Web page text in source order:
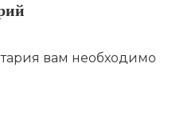
вам необходимо